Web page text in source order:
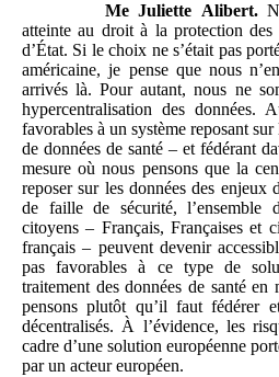
Me Juliette Alibert.
atteinte au droit à la protection des
d’État. Si le choix ne s’était pas
américaine, je pense que nous
arrivés là. Pour autant, nous ne
hypercentralisation des données.
favorables à un système reposant
de données de santé – et fédérant
mesure où nous pensons que la
reposer sur les données des enjeux
de faille de sécurité, l’ensemble
citoyens – Français, Françaises et
français – peuvent devenir
pas favorables à ce type de
traitement des données de santé en
pensons plutôt qu’il faut fédérer
décentralisés. À l’évidence, les
cadre d’une solution européenne
par un acteur européen.